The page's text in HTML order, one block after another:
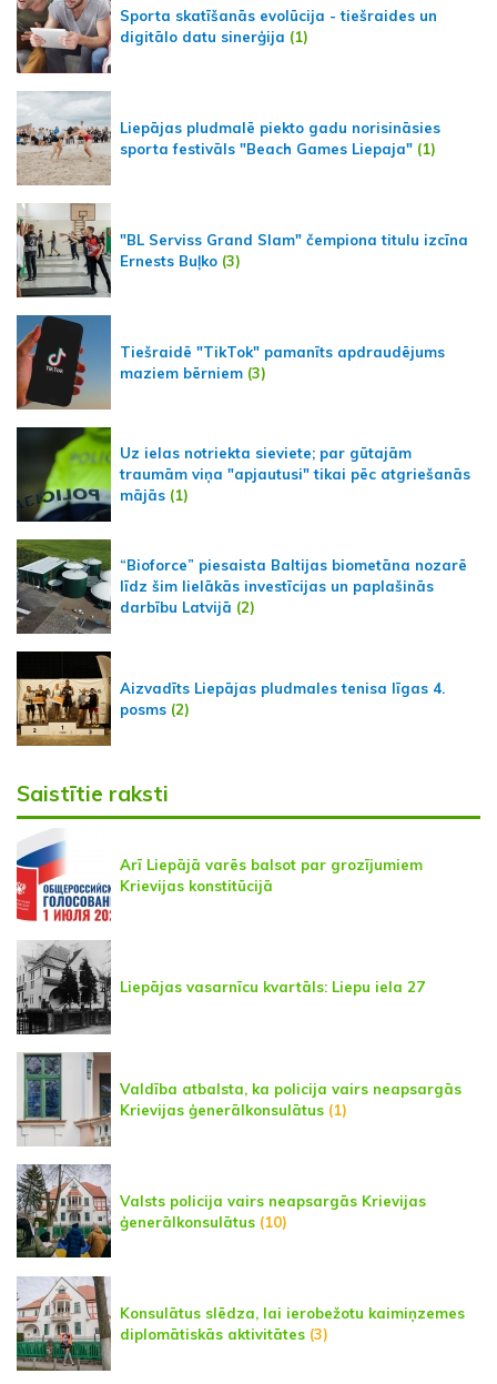
Sporta skatīšanās evolūcija - tiešraides un
digitālo datu sinerģija (1)
Liepājas pludmalē piekto gadu norisināsies
sporta festivāls "Beach Games Liepaja" (1)
"BL Serviss Grand Slam" čempiona titulu izcīna
Ernests Buļko (3)
Tiešraidē "TikTok" pamanīts apdraudējums
maziem bērniem (3)
Uz ielas notriekta sieviete; par gūtajām
traumām viņa "apjautusi" tikai pēc atgriešanās
mājās (1)
“Bioforce” piesaista Baltijas biometāna nozarē
līdz šim lielākās investīcijas un paplašinās
darbību Latvijā (2)
Aizvadīts Liepājas pludmales tenisa līgas 4.
posms (2)
Saistītie raksti
Arī Liepājā varēs balsot par grozījumiem
Krievijas konstitūcijā
Liepājas vasarnīcu kvartāls: Liepu iela 27
Valdība atbalsta, ka policija vairs neapsargās
Krievijas ģenerālkonsulātus (1)
Valsts policija vairs neapsargās Krievijas
ģenerālkonsulātus (10)
Konsulātus slēdza, lai ierobežotu kaimiņzemes
diplomātiskās aktivitātes (3)